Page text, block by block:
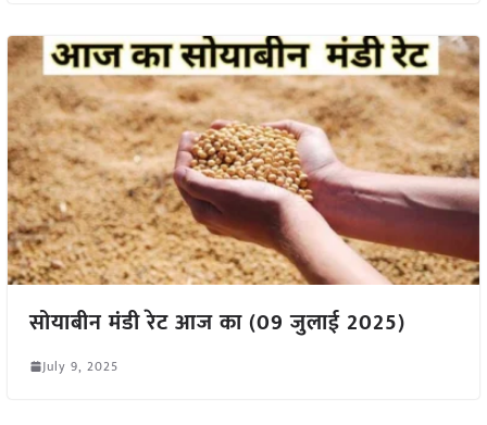
सोयाबीन मंडी रेट आज का (09 जुलाई 2025)
July 9, 2025